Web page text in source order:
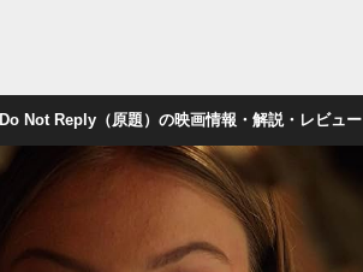
Do Not Reply（原題）の映画情報・解説・レビュー